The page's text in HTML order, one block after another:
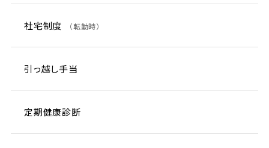
社宅制度 （転勤時）
引っ越し手当
定期健康診断